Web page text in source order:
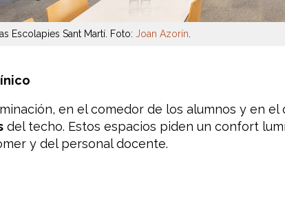
Escolapies Sant Martí. Foto: Joan Azorín
en el comedor de los alumnos y en
del techo. Estos espacios piden un confort
y del personal docente.